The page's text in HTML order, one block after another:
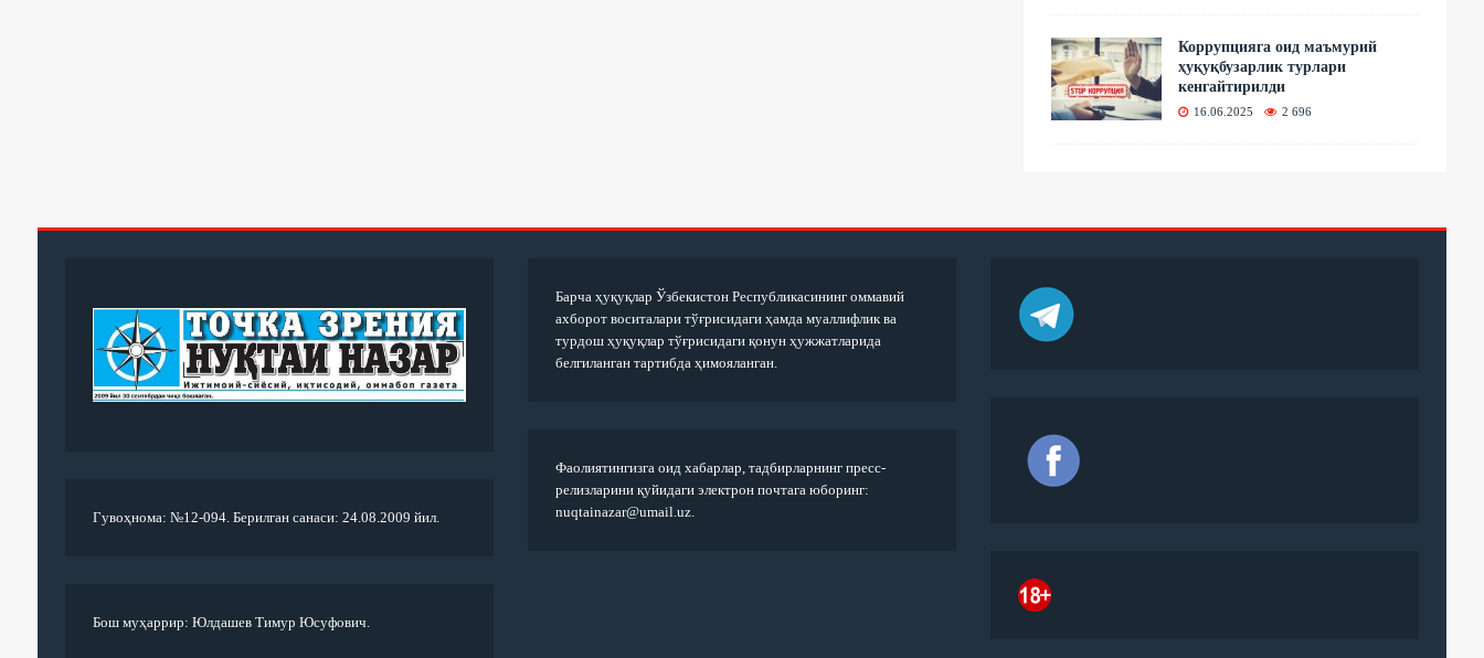
Коррупцияга оид маъмурий
ҳуқуқбузарлик турлари
кенгайтирилди
16.06.2025 2 696
Гувоҳнома: №12-094. Берилган санаси: 24.08.2009 йил.
Бош муҳаррир: Юлдашев Тимур Юсуфович.
Барча ҳуқуқлар Ўзбекистон Республикасининг оммавий
ахборот воситалари тўғрисидаги ҳамда муаллифлик ва
турдош ҳуқуқлар тўғрисидаги қонун ҳужжатларида
белгиланган тартибда ҳимояланган.
Фаолиятингизга оид хабарлар, тадбирларнинг пресс-
релизларини қуйидаги электрон почтага юборинг:
nuqtainazar@umail.uz.